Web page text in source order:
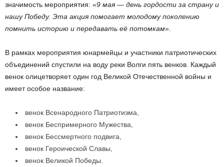
значимость мероприятия: «9 мая — день гордости за страну и
нашу Победу. Эта акция помогает молодому поколению
помнить историю и передавать её потомкам»
В рамках мероприятия юнармейцы и участники патриотических
объединений спустили на воду реки Волги пять венков. Каждый
венок олицетворяет один год Великой Отечественной войны и
имеет особое название:
венок Всенародного Патриотизма,
венок Беспримерного Мужества,
венок Бессмертного подвига,
венок Героической Славы,
венок Великой Победы.